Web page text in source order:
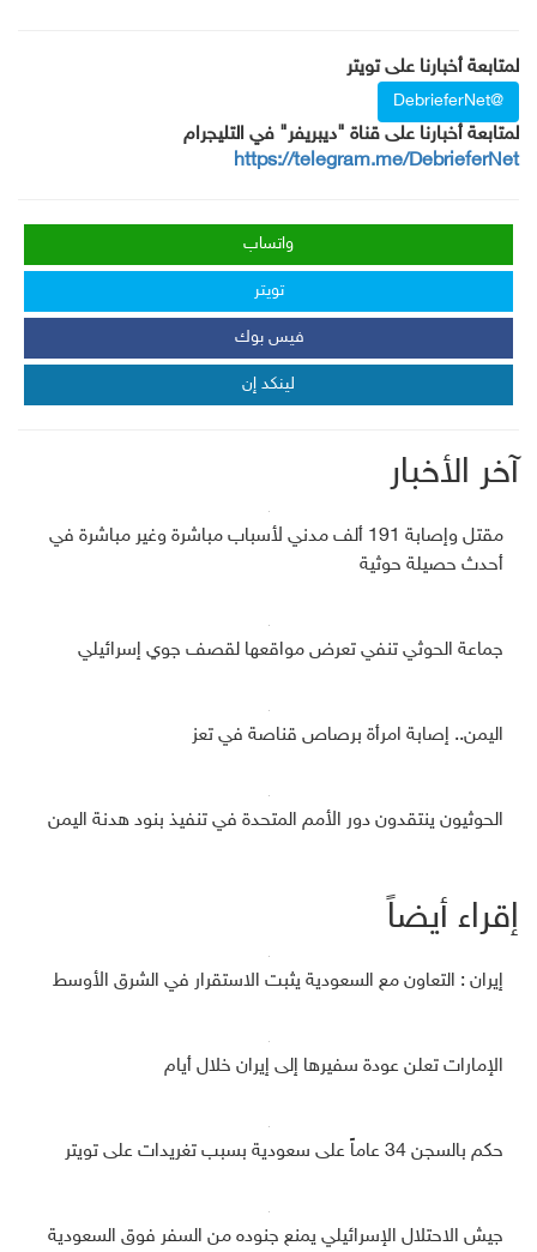
لمتابعة أخبارنا على تويتر
@DebrieferNet
لمتابعة أخبارنا على قناة "ديبريفر" في التليجرام
https://telegram.me/DebrieferNet
واتساب
تويتر
فيس بوك
لينكد إن
آخر الأخبار
مقتل وإصابة 191 ألف مدني لأسباب مباشرة وغير مباشرة في
أحدث حصيلة حوثية
جماعة الحوثي تنفي تعرض مواقعها لقصف جوي إسرائيلي
اليمن.. إصابة امرأة برصاص قناصة في تعز
الحوثيون ينتقدون دور الأمم المتحدة في تنفيذ بنود هدنة اليمن
إقراء أيضاً
إيران : التعاون مع السعودية يثبت الاستقرار في الشرق الأوسط
الإمارات تعلن عودة سفيرها إلى إيران خلال أيام
حكم بالسجن 34 عاماً على سعودية بسبب تغريدات على تويتر
جيش الاحتلال الإسرائيلي يمنع جنوده من السفر فوق السعودية